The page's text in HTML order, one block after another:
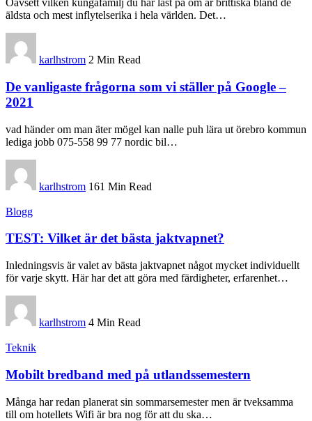
Oavsett vilken kungafamilj du har läst på om är brittiska bland de
äldsta och mest inflytelserika i hela världen. Det…
karlhstrom 2 Min Read
De vanligaste frågorna som vi ställer på Google –
2021
vad händer om man äter mögel kan nalle puh lära ut örebro kommun
lediga jobb 075-558 99 77 nordic bil…
karlhstrom 161 Min Read
Blogg
TEST: Vilket är det bästa jaktvapnet?
Inledningsvis är valet av bästa jaktvapnet något mycket individuellt
för varje skytt. Här har det att göra med färdigheter, erfarenhet…
karlhstrom 4 Min Read
Teknik
Mobilt bredband med på utlandssemestern
Många har redan planerat sin sommarsemester men är tveksamma
till om hotellets Wifi är bra nog för att du ska…